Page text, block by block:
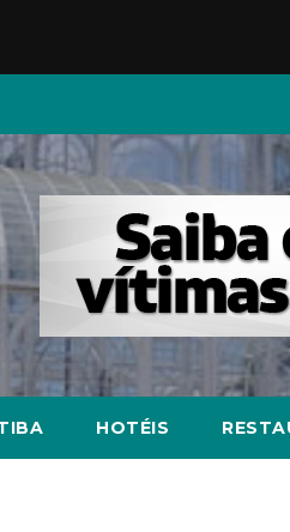
HOTÉIS